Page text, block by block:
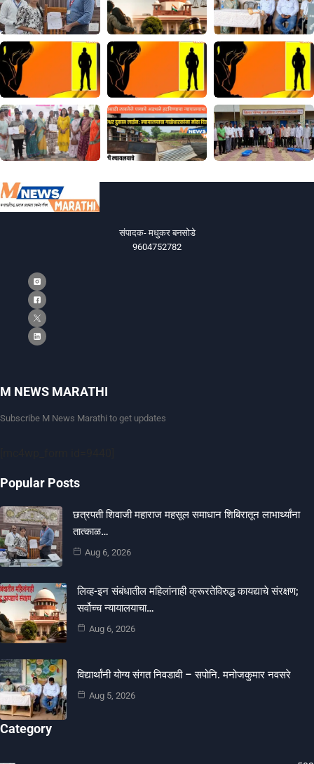
संपादक- मधुकर बनसोडे
9604752782
M NEWS MARATHI
Subscribe M News Marathi to get updates
Popular Posts
छत्रपती शिवाजी महाराज महसूल समाधान शिबिरातून लाभार्थ्यांना
तात्काळ…
Aug 6, 2026
लिव्ह-इन संबंधातील महिलांनाही क्रूरतेविरुद्ध कायद्याचे संरक्षण;
सर्वोच्च न्यायालयाचा…
Aug 6, 2026
विद्यार्थांनी योग्य संगत निवडावी – सपोनि. मनोजकुमार नवसरे
Aug 5, 2026
Category